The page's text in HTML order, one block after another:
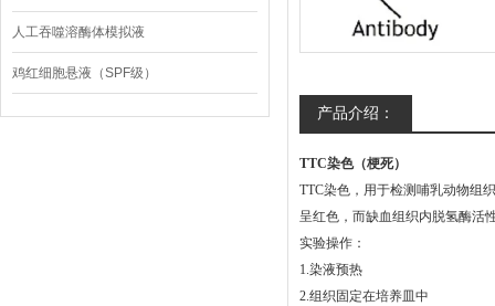
人工吞噬溶酶体模拟液
鸡红细胞悬液（SPF级）
产品介绍：
TTC染色（梗死）
TTC染色，用于检测哺乳动物组
呈红色，而缺血组织内脱氢酶活
实验操作：
1.染液预热
2.组织固定在培养皿中